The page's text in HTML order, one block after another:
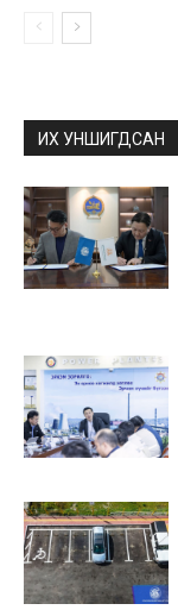
ИХ УНШИГДСАН